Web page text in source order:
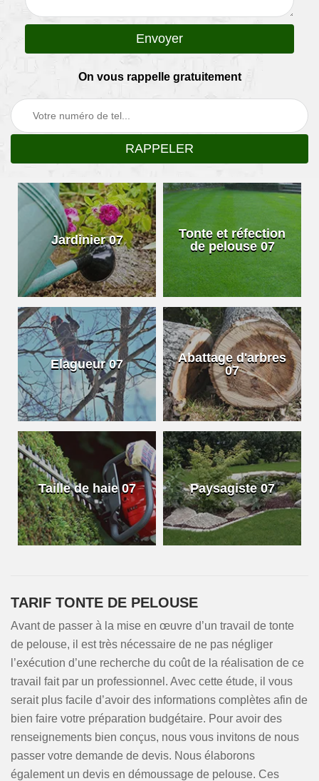
On vous rappelle gratuitement
Jardinier 07
Tonte et réfection
de pelouse 07
Elagueur 07
Abattage d'arbres
07
Taille de haie 07 Paysagiste 07
TARIF TONTE DE PELOUSE
Avant de passer à la mise en œuvre d’un travail de tonte
de pelouse, il est très nécessaire de ne pas négliger
l’exécution d’une recherche du coût de la réalisation de ce
travail fait par un professionnel. Avec cette étude, il vous
serait plus facile d’avoir des informations complètes afin de
bien faire votre préparation budgétaire. Pour avoir des
renseignements bien conçus, nous vous invitons de nous
passer votre demande de devis. Nous élaborons
également un devis en démoussage de pelouse. Ces